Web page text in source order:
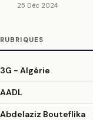
25 Déc 2024
RUBRIQUES
3G - Algérie
AADL
Abdelaziz Bouteflika